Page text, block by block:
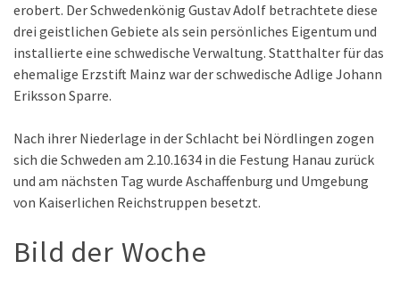
erobert. Der Schwedenkönig Gustav Adolf betrachtete diese
drei geistlichen Gebiete als sein persönliches Eigentum und
installierte eine schwedische Verwaltung. Statthalter für das
ehemalige Erzstift Mainz war der schwedische Adlige Johann
Eriksson Sparre.
Nach ihrer Niederlage in der Schlacht bei Nördlingen zogen
sich die Schweden am 2.10.1634 in die Festung Hanau zurück
und am nächsten Tag wurde Aschaffenburg und Umgebung
von Kaiserlichen Reichstruppen besetzt.
Bild der Woche